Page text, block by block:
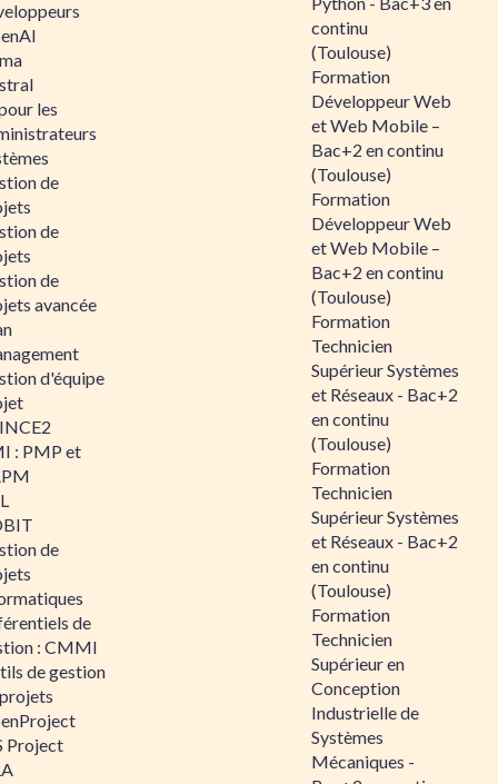
les
de
de
de
avancée
d'équipe
: PMP et
de
de
: CMMI
de gestion
Project
continu
(Toulouse)
Formation
Développeur Web
et Web Mobile –
Bac+2 en continu
(Toulouse)
Formation
Développeur Web
et Web Mobile –
Bac+2 en continu
(Toulouse)
Formation
Technicien
Supérieur Systèmes
et Réseaux - Bac+2
en continu
(Toulouse)
Formation
Technicien
Supérieur Systèmes
et Réseaux - Bac+2
en continu
(Toulouse)
Formation
Technicien
Supérieur en
Conception
Industrielle de
Systèmes
Mécaniques -